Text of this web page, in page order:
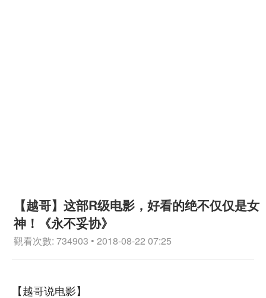
【越哥】这部R级电影，好看的绝不仅仅是女
神！《永不妥协》
觀看次數: 734903 • 2018-08-22 07:25
【越哥说电影】